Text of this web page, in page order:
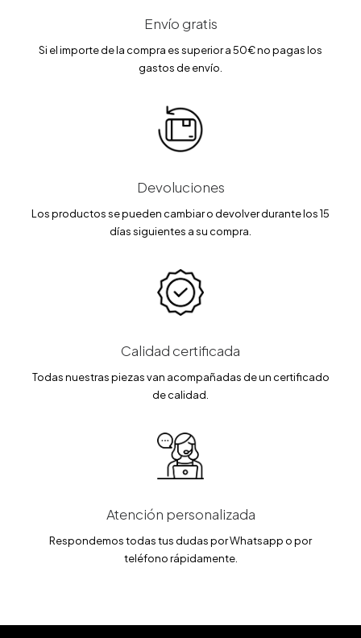
Envío gratis
Si el importe de la compra es superior a 50€ no pagas los
gastos de envío.
Devoluciones
Los productos se pueden cambiar o devolver durante los 15
días siguientes a su compra.
Calidad certificada
Todas nuestras piezas van acompañadas de un certificado
de calidad.
Atención personalizada
Respondemos todas tus dudas por Whatsapp o por
teléfono rápidamente.